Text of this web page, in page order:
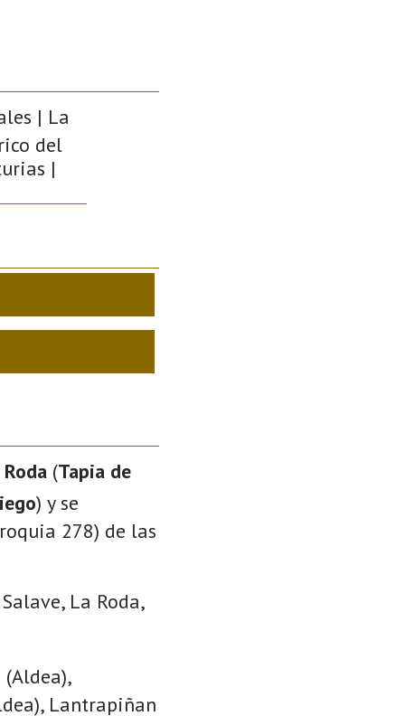
| La
del
|
(Tapia de
) y se
278) de las
La Roda,
Lantrapiñan